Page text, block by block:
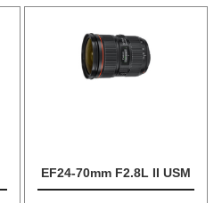
EF24-70mm F2.8L II USM